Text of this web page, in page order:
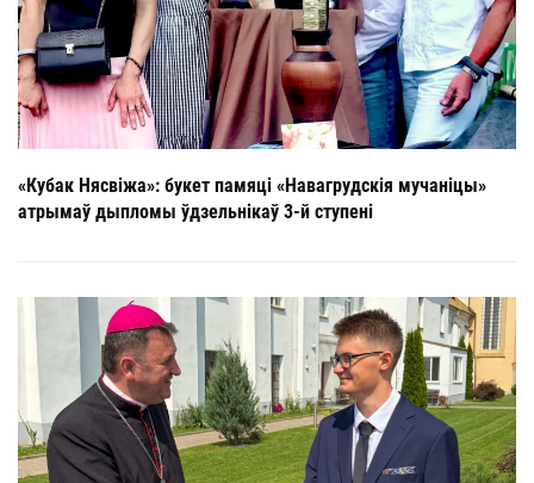
«Кубак Нясвіжа»: букет памяці «Навагрудскія мучаніцы»
атрымаў дыпломы ўдзельнікаў 3-й ступені